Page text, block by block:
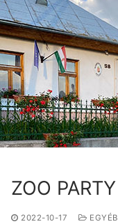
ZOO PARTY
2022-10-17 EGYÉB